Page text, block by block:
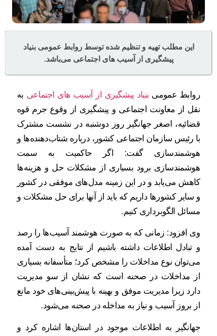
این مطلب تهیه و تنظیم شده توسط روابط عمومی بنیاد
پیشگیری از آسیب های اجتماعی می‌باشد.
روابط عمومی بنیاد پیشگیری از آسیب های اجتماعی به
نقل از معاونت اجتماعی و پیشگیری از وقوع جرم قوه
قضائیه، اصغر جهانگیر روز دوشنبه در نشست مشترک
با رئیس سازمان اجتماعی کشور، درباره شتاب‌دهنده‌ها و
هوشمندسازی گفت: اگر حاکمیت به سمت
هوشمندسازی برود بسیاری از مشکلات حل و هزینه‌ها
کاهش می‌یابد و در این زمینه مدل‌های موفقی در کشور
و سایر کشورها داریم که باید از آنها برای حل مشکلات و
مسائل الگوبرداری کنیم.
وی افزود: زمانی که به صورت هوشمند آسیب‌ها را رصد
و تبادل اطلاعات داشته باشیم از نتایج به دست آمده
می‌توان نوع مداخلات را مشخص کرد؛ متأسفانه بسیاری
از مداخلات در صحنه است که نشان از سو مدیریت
دارد زیرا مدیریت موفق و بهینه با پیش‌بینی‌های خود مانع
از بروز آسیب و نیاز به مداخله در صحنه می‌شود.
جهانگیر به اطلاعات موجود در استان‌ها اشاره کرد و